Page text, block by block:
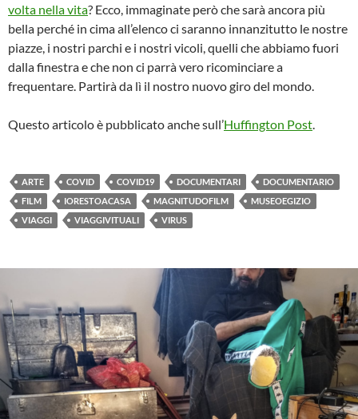
volta nella vita? Ecco, immaginate però che sarà ancora più
bella perché in cima all’elenco ci saranno innanzitutto le nostre
piazze, i nostri parchi e i nostri vicoli, quelli che abbiamo fuori
dalla finestra e che non ci parrà vero ricominciare a
frequentare. Partirà da lì il nostro nuovo giro del mondo.
Questo articolo è pubblicato anche sull’Huffington Post.
ARTE COVID COVID19 DOCUMENTARI
DOCUMENTARIO
FILM
IORESTOACASA MAGNITUDOFILM
MUSEOEGIZIO
VIAGGI
VIAGGIVITUALI VIRUS